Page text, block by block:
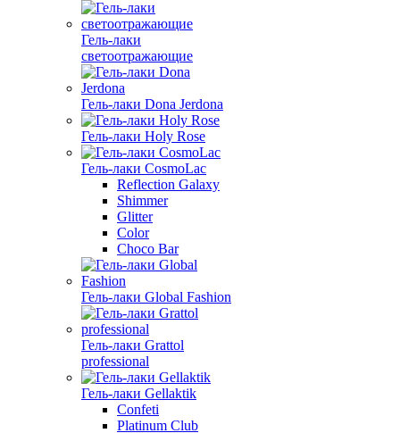
Гель-лаки
светоотражающие
Гель-лаки Dona Jerdona
Гель-лаки Holy Rose
Гель-лаки CosmoLac
Reflection Galaxy
Shimmer
Glitter
Color
Choco Bar
Гель-лаки Global Fashion
Гель-лаки Grattol
professional
Гель-лаки Gellaktik
Confeti
Platinum Club